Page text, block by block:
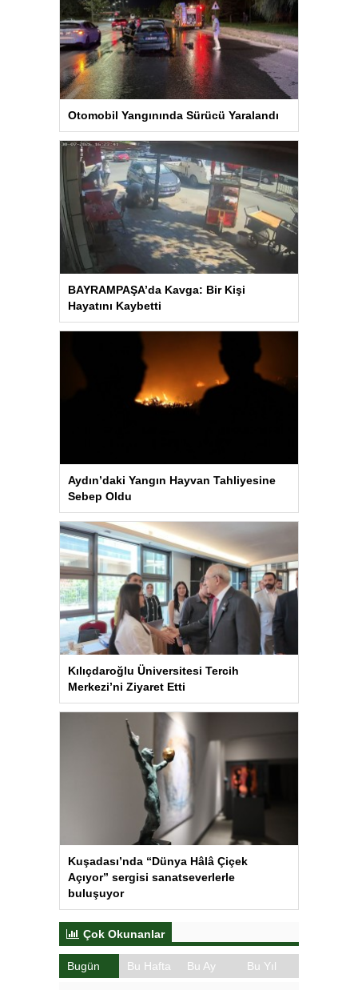
Otomobil Yangınında Sürücü Yaralandı
BAYRAMPAŞA’da Kavga: Bir Kişi
Hayatını Kaybetti
Aydın’daki Yangın Hayvan Tahliyesine
Sebep Oldu
Kılıçdaroğlu Üniversitesi Tercih
Merkezi’ni Ziyaret Etti
Kuşadası’nda “Dünya Hâlâ Çiçek
Açıyor” sergisi sanatseverlerle
buluşuyor
Çok Okunanlar
Bugün Bu Hafta Bu Ay Bu Yıl